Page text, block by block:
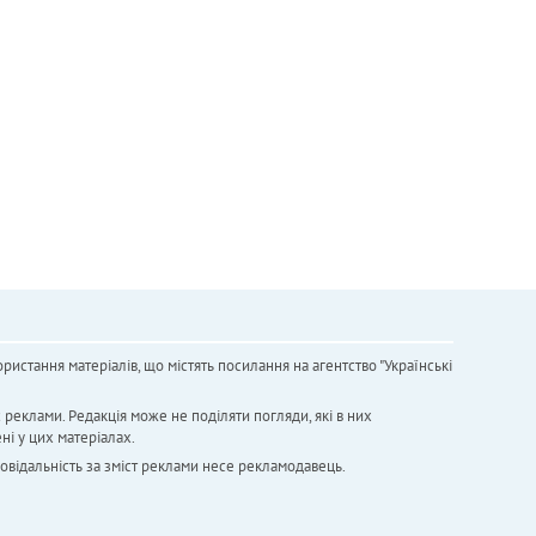
матеріалів, що містять посилання на агентство "Українськi
Редакція може не поділяти погляди, які в них
у цих матеріалах.
за зміст реклами несе рекламодавець.